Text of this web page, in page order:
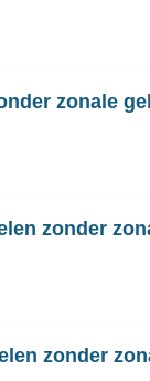
zonale
zonder
zonder